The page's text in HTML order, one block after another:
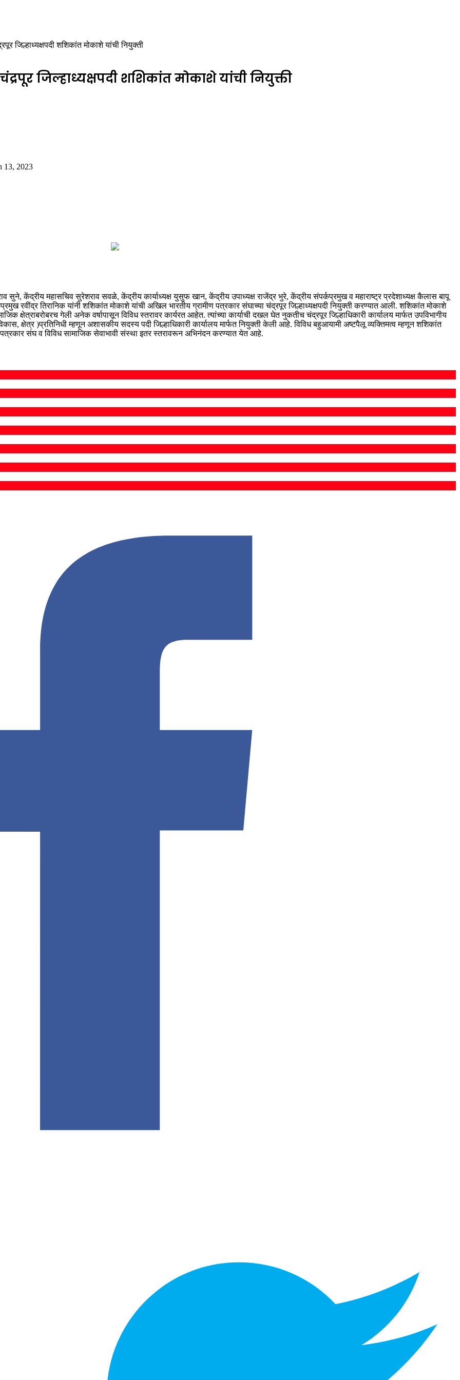
जिल्हाध्यक्षपदी शशिकांत मोकाशे यांची नियुक्ती
जिल्हाध्यक्षपदी शशिकांत मोकाशे यांची नियुक्ती
13, 2023
सुने, केंद्रीय महासचिव सुरेशराव सवळे, केंद्रीय कार्याध्यक्ष युसुफ खान, केंद्रीय उपाध्यक्ष राजेंद्र भुरे, केंद्रीय संपर्कप्रमुख व महाराष्ट्र प्रदेशाध्यक्ष कैलास बापू
रवींद्र तिरानिक यांनी शशिकांत मोकाशे यांची अखिल भारतीय ग्रामीण पत्रकार संघाच्या चंद्रपूर जिल्हाध्यक्षपदी नियुक्ती करण्यात आली. शशिकांत मोकाशे
क्षेत्राबरोबरच गेली अनेक वर्षापासून विविध स्तरावर कार्यरत आहेत. त्यांच्या कार्याची दखल घेत नुकतीच चंद्रपूर जिल्हाधिकारी कार्यालय मार्फत उपविभागीय
क्षेत्र )प्रतिनिधी म्हणून अशासकीय सदस्य पदी जिल्हाधिकारी कार्यालय मार्फत नियुक्ती केली आहे. विविध बहुआयामी अष्टपैलू व्यक्तिमत्व म्हणून शशिकांत
संघ व विविध सामाजिक सेवाभावी संस्था इतर स्तरावरून अभिनंदन करण्यात येत आहे.